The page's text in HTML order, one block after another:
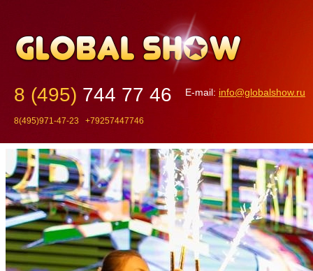
8 (495) 744 77 46
8(495)971-47-23 +79257447746
E-mail: info@globalshow.ru